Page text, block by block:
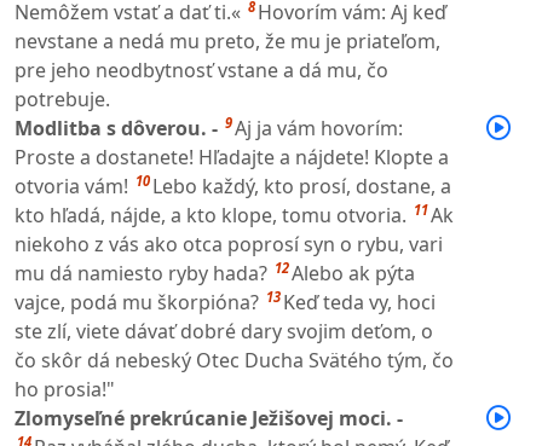
Nemôžem vstať a dať ti.« 8 Hovorím vám: Aj keď
nevstane a nedá mu preto, že mu je priateľom,
pre jeho neodbytnosť vstane a dá mu, čo
potrebuje.
Modlitba s dôverou. - 9Aj ja vám hovorím:
Proste a dostanete! Hľadajte a nájdete! Klopte a
otvoria vám! 10 Lebo každý, kto prosí, dostane, a
kto hľadá, nájde, a kto klope, tomu otvoria. 11Ak
niekoho z vás ako otca poprosí syn o rybu, vari
mu dá namiesto ryby hada? 12Alebo ak pýta
vajce, podá mu škorpióna? 13 Keď teda vy, hoci
ste zlí, viete dávať dobré dary svojim deťom, o
čo skôr dá nebeský Otec Ducha Svätého tým, čo
ho prosia!"
Zlomyseľné prekrúcanie Ježišovej moci. -
14